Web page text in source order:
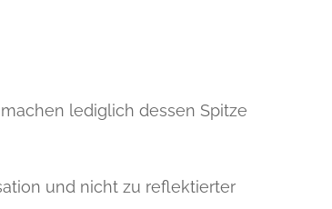
lediglich dessen Spitze
und nicht zu reflektierter